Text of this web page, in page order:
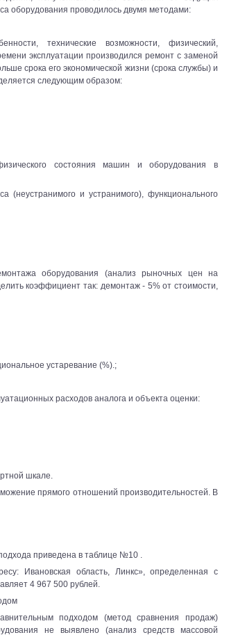
оборудования проводилось двумя методами:
технические возможности, физический,
эксплуатации производился ремонт с заменой
срока его экономической жизни (срока службы) и
следующим образом:
состояния машин и оборудования в
(неустранимого и устранимого), функционального
оборудования (анализ рыночных цен на
коэффициент так: демонтаж - 5% от стоимости,
устаревание (%).;
расходов аналога и объекта оценки:
шкале.
прямого отношений производительностей. В
приведена в таблице №10 .
Ивановская область, Линкс», определенная с
4 967 500 рублей.
подходом (метод сравнения продаж)
не выявлено (анализ средств массовой